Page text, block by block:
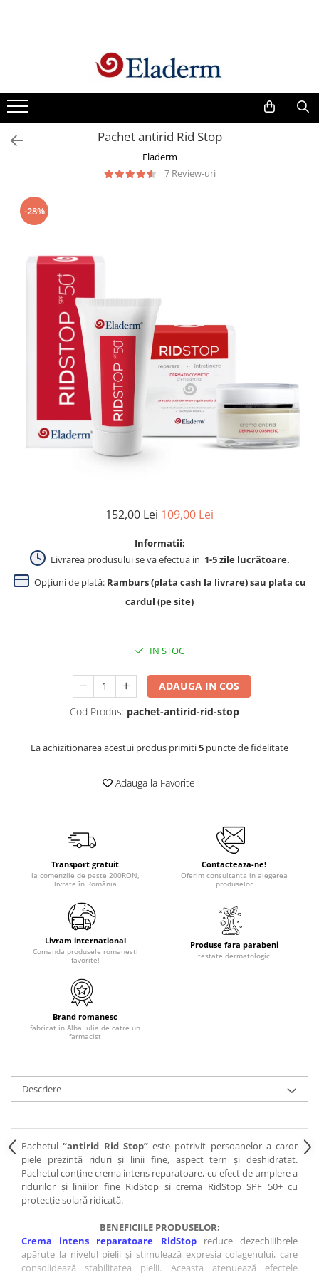
Vezi toate produsele
Creme cu protectie solara
Produse Antirid
Produse Hidratante
Produse Anti sebum
Produse Antiacnee
Seruri
Produse Par si Scalp
Lotiuni tonice
Produse pentru curatare
Creme Emoliente
Creme cu Uree
Produse pentru pete pigmentare
Evidence skincare
Pachet antirid Rid Stop
Eladerm
7 Review-uri
-28%
152,00 Lei 109,00 Lei
Informatii:
Livrarea produsului se va efectua in 1-5 zile lucrătoare.
Opțiuni de plată: Ramburs (plata cash la livrare) sau plata cu
cardul (pe site)
IN STOC
ADAUGA IN COS
Cod Produs: pachet-antirid-rid-stop
La achizitionarea acestui produs primiti5 puncte de fidelitate
Adauga la Favorite
Transport gratuit
la comenzile de peste 200RON,
livrate în România
Contacteaza-ne!
Oferim consultanta in alegerea
produselor
Livram international
Comanda produsele romanesti
favorite!
Produse fara parabeni
testate dermatologic
Brand romanesc
fabricat in Alba Iulia de catre un
farmacist
Descriere
Pachetul “antirid Rid Stop”este potrivit persoanelor a caror
piele prezintă riduri și linii fine, aspect tern și deshidratat.
Pachetul conține crema intens reparatoare, cu efect de umplere a
ridurilor și liniilor fine RidStop si crema RidStop SPF 50+ cu
protecție solară ridicată.
BENEFICIILE PRODUSELOR:
Crema intens reparatoare RidStop
reduce dezechilibrele
apărute la nivelul pielii și stimulează expresia colagenului, care
consolidează stabilitatea pielii. Aceasta atenuează efectele